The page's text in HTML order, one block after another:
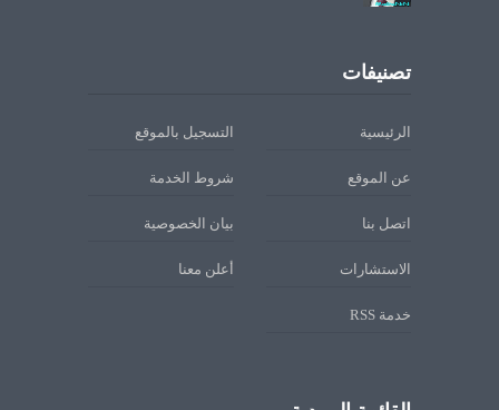
تصنيفات
الرئيسية التسجيل بالموقع
عن الموقع شروط الخدمة
اتصل بنا بيان الخصوصية
الاستشارات أعلن معنا
خدمة RSS